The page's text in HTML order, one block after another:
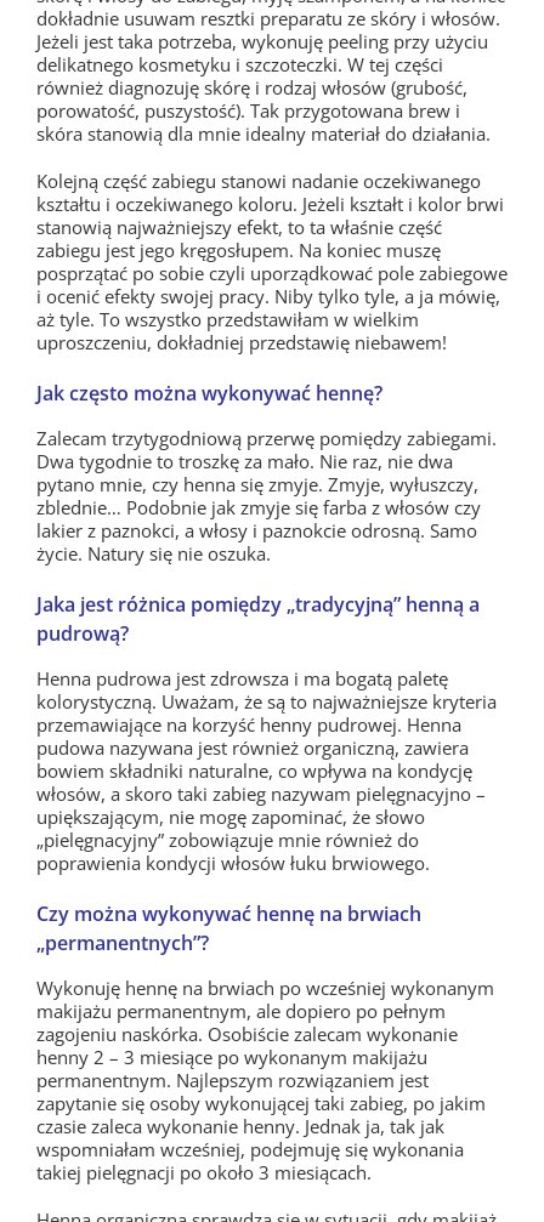
dokładnie usuwam resztki preparatu ze skóry i włosów.
Jeżeli jest taka potrzeba, wykonuję peeling przy użyciu
delikatnego kosmetyku i szczoteczki. W tej części
również diagnozuję skórę i rodzaj włosów (grubość,
porowatość, puszystość). Tak przygotowana brew i
skóra stanowią dla mnie idealny materiał do działania.
Kolejną część zabiegu stanowi nadanie oczekiwanego
kształtu i oczekiwanego koloru. Jeżeli kształt i kolor brwi
stanowią najważniejszy efekt, to ta właśnie część
zabiegu jest jego kręgosłupem. Na koniec muszę
posprzątać po sobie czyli uporządkować pole zabiegowe
i ocenić efekty swojej pracy. Niby tylko tyle, a ja mówię,
aż tyle. To wszystko przedstawiłam w wielkim
uproszczeniu, dokładniej przedstawię niebawem!
Jak często można wykonywać hennę?
Zalecam trzytygodniową przerwę pomiędzy zabiegami.
Dwa tygodnie to troszkę za mało. Nie raz, nie dwa
pytano mnie, czy henna się zmyje. Zmyje, wyłuszczy,
zblednie… Podobnie jak zmyje się farba z włosów czy
lakier z paznokci, a włosy i paznokcie odrosną. Samo
życie. Natury się nie oszuka.
Jaka jest różnica pomiędzy „tradycyjną” henną a
pudrową?
Henna pudrowa jest zdrowsza i ma bogatą paletę
kolorystyczną. Uważam, że są to najważniejsze kryteria
przemawiające na korzyść henny pudrowej. Henna
pudowa nazywana jest również organiczną, zawiera
bowiem składniki naturalne, co wpływa na kondycję
włosów, a skoro taki zabieg nazywam pielęgnacyjno –
upiększającym, nie mogę zapominać, że słowo
„pielęgnacyjny” zobowiązuje mnie również do
poprawienia kondycji włosów łuku brwiowego.
Czy można wykonywać hennę na brwiach
„permanentnych”?
Wykonuję hennę na brwiach po wcześniej wykonanym
makijażu permanentnym, ale dopiero po pełnym
zagojeniu naskórka. Osobiście zalecam wykonanie
henny 2 – 3 miesiące po wykonanym makijażu
permanentnym. Najlepszym rozwiązaniem jest
zapytanie się osoby wykonującej taki zabieg, po jakim
czasie zaleca wykonanie henny. Jednak ja, tak jak
wspomniałam wcześniej, podejmuję się wykonania
takiej pielęgnacji po około 3 miesiącach.